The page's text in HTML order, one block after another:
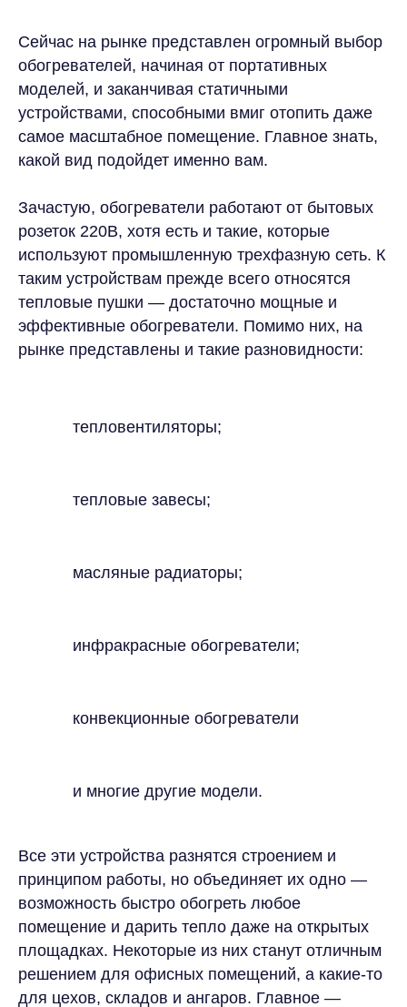
Сейчас на рынке представлен огромный выбор
обогревателей, начиная от портативных
моделей, и заканчивая статичными
устройствами, способными вмиг отопить даже
самое масштабное помещение. Главное знать,
какой вид подойдет именно вам.
Зачастую, обогреватели работают от бытовых
розеток 220В, хотя есть и такие, которые
используют промышленную трехфазную сеть. К
таким устройствам прежде всего относятся
тепловые пушки — достаточно мощные и
эффективные обогреватели. Помимо них, на
рынке представлены и такие разновидности:
тепловентиляторы;
тепловые завесы;
масляные радиаторы;
инфракрасные обогреватели;
конвекционные обогреватели
и многие другие модели.
Все эти устройства разнятся строением и
принципом работы, но объединяет их одно —
возможность быстро обогреть любое
помещение и дарить тепло даже на открытых
площадках. Некоторые из них станут отличным
решением для офисных помещений, а какие-то
для цехов, складов и ангаров. Главное —